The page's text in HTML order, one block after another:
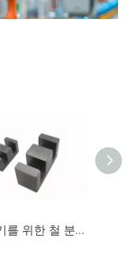
안정적인 시스템 작동
변압기를 위한 철 분말 핵심 연약한 자석 핵심 Mn-Zn 알파철 핵심